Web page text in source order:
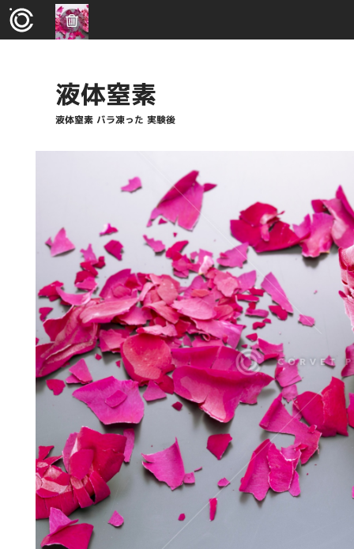
液体窒素
液体窒素 バラ凍った 実験後